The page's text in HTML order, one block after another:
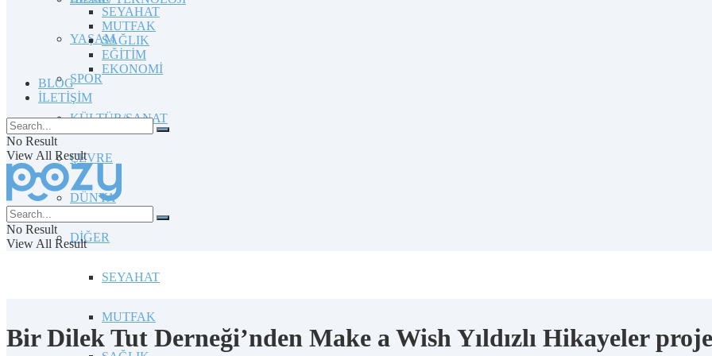
YAŞAM
SPOR
KÜLTÜR/SANAT
ÇEVRE
DÜNYA
DİĞER
SEYAHAT
MUTFAK
SEYAHAT
MUTFAK
SAĞLIK
EĞİTİM
EKONOMİ
BLOG
İLETİŞİM
No Result
View All Result
No Result
View All Result
Bir Dilek Tut Derneği’nden Make a Wish Yıldızlı Hikayeler